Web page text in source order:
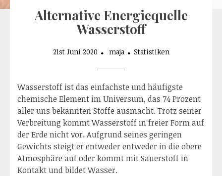
Alternative Energiequelle
Wasserstoff
21st Juni 2020 maja Statistiken
Wasserstoff ist das einfachste und häufigste
chemische Element im Universum, das 74 Prozent
aller uns bekannten Stoffe ausmacht. Trotz seiner
Verbreitung kommt Wasserstoff in freier Form auf
der Erde nicht vor. Aufgrund seines geringen
Gewichts steigt er entweder entweder in die obere
Atmosphäre auf oder kommt mit Sauerstoff in
Kontakt und bildet Wasser.